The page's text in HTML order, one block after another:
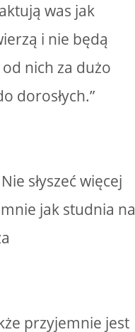
was jak
i nie będą
nich za dużo
dorosłych.”
słyszeć więcej
jak studnia na
przyjemnie jest